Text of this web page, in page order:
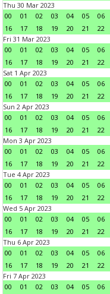
Thu 30 Mar 2023
00
01 02 03 04 05 06
16
17 18 19 20 21 22
Fri 31 Mar 2023
00
01 02 03 04 05 06
16
17 18 19 20 21 22
Sat 1 Apr 2023
00
01 02 03 04 05 06
16
17 18 19 20 21 22
Sun 2 Apr 2023
00
01 02 03 04 05 06
16
17 18 19 20 21 22
Mon 3 Apr 2023
00
01 02 03 04 05 06
16
17 18 19 20 21 22
Tue 4 Apr 2023
00
01 02 03 04 05 06
16
17 18 19 20 21 22
Wed 5 Apr 2023
00
01 02 03 04 05 06
16
17 18 19 20 21 22
Thu 6 Apr 2023
00
01 02 03 04 05 06
16
17 18 19 20 21 22
Fri 7 Apr 2023
00
01 02 03 04 05 06